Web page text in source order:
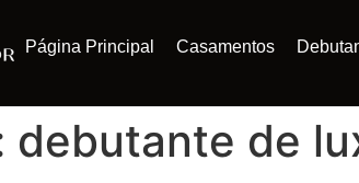
Página Principal Casamentos
debutante de